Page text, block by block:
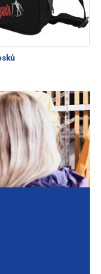
SNĚŽKOU